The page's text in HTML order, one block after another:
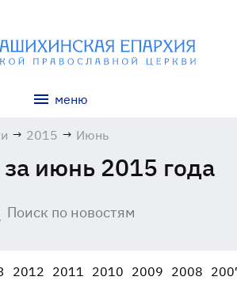
меню
→ 2015 → Июнь
июнь 2015 года
2012 2011 2010 2009 2008